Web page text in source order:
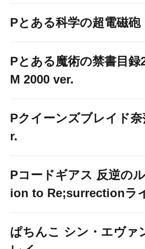
Pとある科学の超電磁砲
Pとある魔術の禁書目
M 2000 ver.
Pクイーンズブレイド
r.
Pコードギアス 反逆の
ion to Re;surrectionラ
ぱちんこ シン・エヴァ